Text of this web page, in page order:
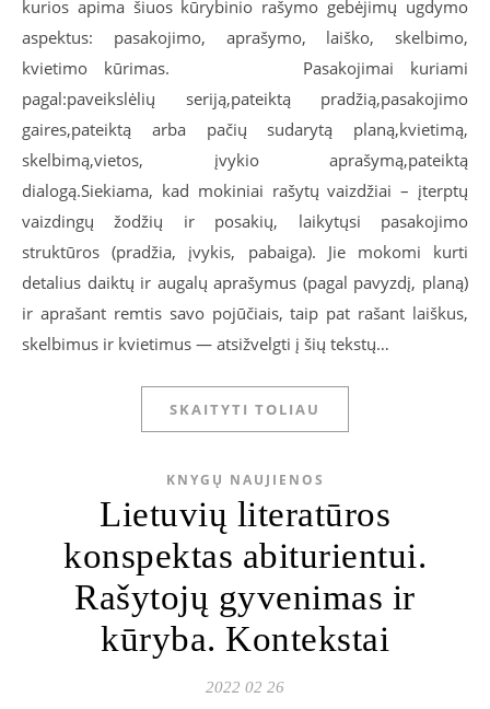
kurios apima šiuos kūrybinio rašymo gebėjimų ugdymo
aspektus: pasakojimo, aprašymo, laiško, skelbimo,
kvietimo kūrimas. Pasakojimai kuriami
pagal:paveikslėlių seriją,pateiktą pradžią,pasakojimo
gaires,pateiktą arba pačių sudarytą planą,kvietimą,
skelbimą,vietos, įvykio aprašymą,pateiktą
dialogą.Siekiama, kad mokiniai rašytų vaizdžiai – įterptų
vaizdingų žodžių ir posakių, laikytųsi pasakojimo
struktūros (pradžia, įvykis, pabaiga). Jie mokomi kurti
detalius daiktų ir augalų aprašymus (pagal pavyzdį, planą)
ir aprašant remtis savo pojūčiais, taip pat rašant laiškus,
skelbimus ir kvietimus — atsižvelgti į šių tekstų…
SKAITYTI TOLIAU
KNYGŲ NAUJIENOS
Lietuvių literatūros
konspektas abiturientui.
Rašytojų gyvenimas ir
kūryba. Kontekstai
2022 02 26